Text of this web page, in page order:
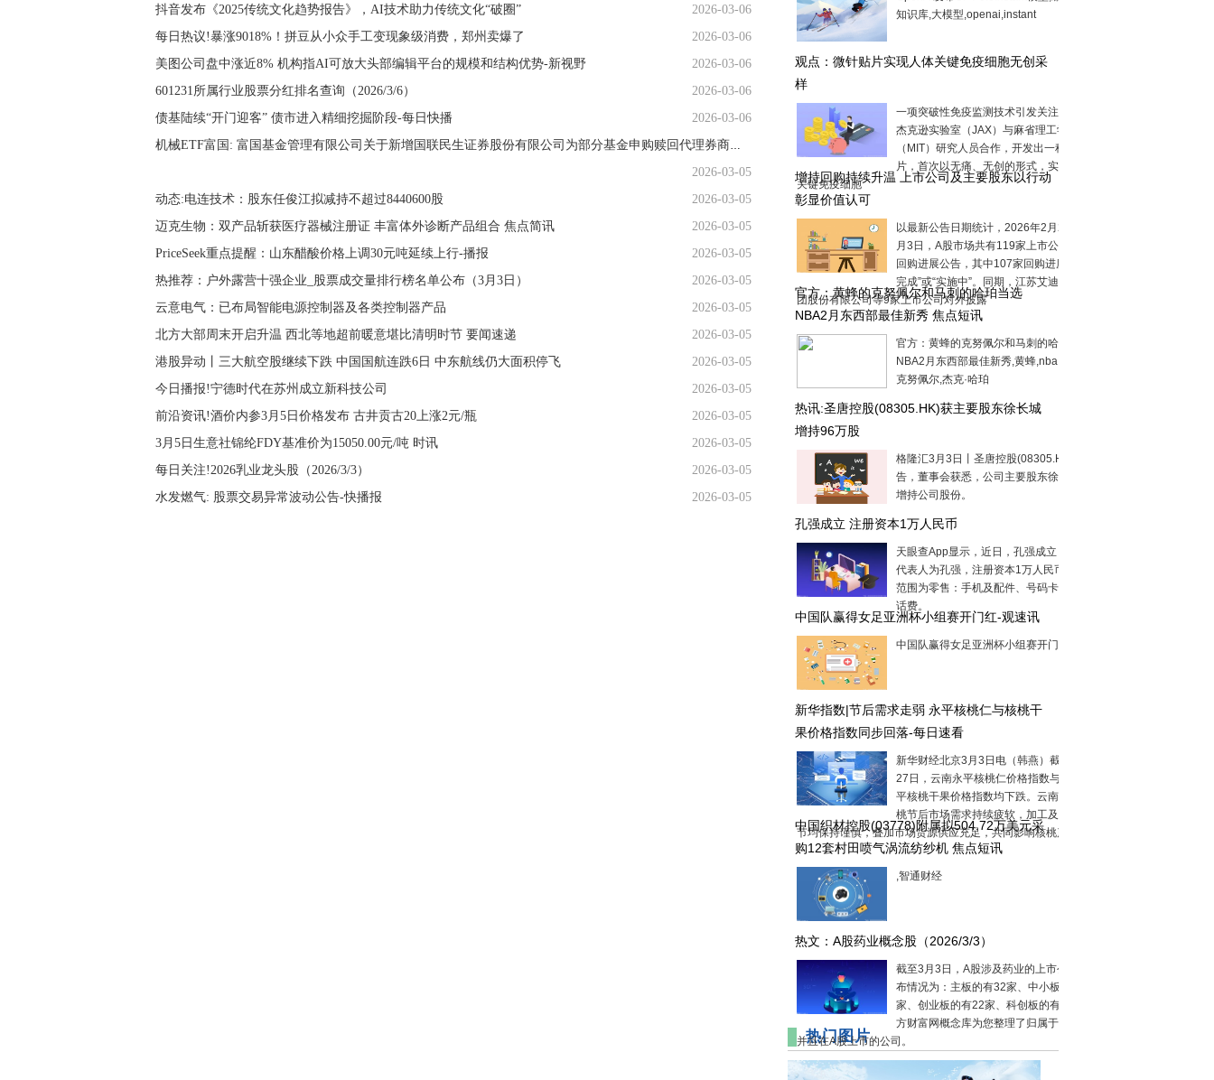
抖音发布《2025传统文化趋势报告》，AI技术助力传统文化“破圈”
2026-03-06
每日热议!暴涨9018%！拼豆从小众手工变现象级消费，郑州卖爆了
2026-03-06
美图公司盘中涨近8% 机构指AI可放大头部编辑平台的规模和结构优势-新视野
2026-03-06
601231所属行业股票分红排名查询（2026/3/6）
2026-03-06
债基陆续“开门迎客” 债市进入精细挖掘阶段-每日快播
2026-03-06
2026-03-05
动态:电连技术：股东任俊江拟减持不超过8440600股
2026-03-05
迈克生物：双产品斩获医疗器械注册证 丰富体外诊断产品组合 焦点简讯
2026-03-05
PriceSeek重点提醒：山东醋酸价格上调30元吨延续上行-播报
2026-03-05
热推荐：户外露营十强企业_股票成交量排行榜名单公布（3月3日）
2026-03-05
云意电气：已布局智能电源控制器及各类控制器产品
2026-03-05
北方大部周末开启升温 西北等地超前暖意堪比清明时节 要闻速递
2026-03-05
港股异动丨三大航空股继续下跌 中国国航连跌6日 中东航线仍大面积停飞
2026-03-05
今日播报!宁德时代在苏州成立新科技公司
2026-03-05
前沿资讯!酒价内参3月5日价格发布 古井贡古20上涨2元/瓶
2026-03-05
3月5日生意社锦纶FDY基准价为15050.00元/吨 时讯
2026-03-05
每日关注!2026乳业龙头股（2026/3/3）
2026-03-05
水发燃气: 股票交易异常波动公告-快播报
2026-03-05
知识库,大模型,openai,instant
观点：微针贴片实现人体关键免疫细胞无创采
样
一项突破性免疫监测技术引发关注。美国
杰克逊实验室（JAX）与麻省理工学院
（MIT）研究人员合作，开发出一种微针贴
片，首次以无痛、无创的形式，实现人体
关键免疫细胞
增持回购持续升温 上市公司及主要股东以行动
彰显价值认可
以最新公告日期统计，2026年2月24日至3
月3日，A股市场共有119家上市公司发布
回购进展公告，其中107家回购进度为“已
完成”或“实施中”。同期，江苏艾迪药业集
团股份有限公司等9家上市公司对外披露
官方：黄蜂的克努佩尔和马刺的哈珀当选
NBA2月东西部最佳新秀 焦点短讯
官方：黄蜂的克努佩尔和马刺的哈珀当选
NBA2月东西部最佳新秀,黄蜂,nba,马刺队,
克努佩尔,杰克·哈珀
热讯:圣唐控股(08305.HK)获主要股东徐长城
增持96万股
格隆汇3月3日丨圣唐控股(08305.HK)公
告，董事会获悉，公司主要股东徐长城已
增持公司股份。
孔强成立 注册资本1万人民币
天眼查App显示，近日，孔强成立，法定
代表人为孔强，注册资本1万人民币，经营
范围为零售：手机及配件、号码卡，代收
话费。
中国队赢得女足亚洲杯小组赛开门红-观速讯
中国队赢得女足亚洲杯小组赛开门红
新华指数|节后需求走弱 永平核桃仁与核桃干
果价格指数同步回落-每日速看
新华财经北京3月3日电（韩燕）截至2月
27日，云南永平核桃仁价格指数与云南永
平核桃干果价格指数均下跌。云南永平核
桃节后市场需求持续疲软，加工及采购环
节均保持谨慎，叠加市场货源供应充足，共同影响核桃产品...
中国织材控股(03778)附属拟504.72万美元采
购12套村田喷气涡流纺纱机 焦点短讯
,智通财经
热文：A股药业概念股（2026/3/3）
截至3月3日，A股涉及药业的上市公司分
布情况为：主板的有32家、中小板的有21
家、创业板的有22家、科创板的有4家。南
方财富网概念库为您整理了归属于药业，
并且在A股上市的公司。
热门图片